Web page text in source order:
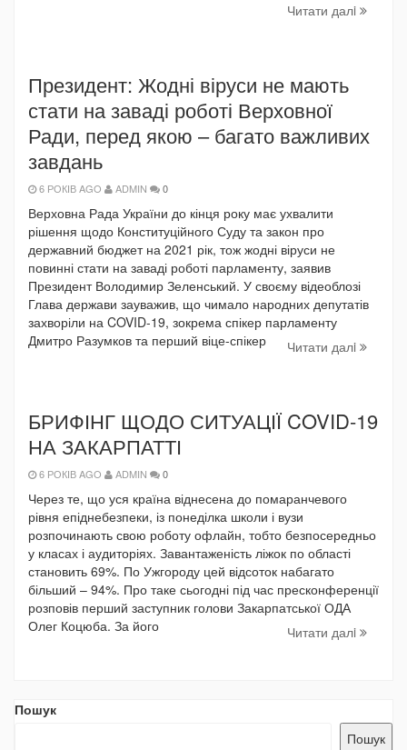
Читати далi
Президент: Жодні віруси не мають
стати на заваді роботі Верховної
Ради, перед якою – багато важливих
завдань
6 РОКІВ AGO ADMIN 0
Верховна Рада України до кінця року має ухвалити
рішення щодо Конституційного Суду та закон про
державний бюджет на 2021 рік, тож жодні віруси не
повинні стати на заваді роботі парламенту, заявив
Президент Володимир Зеленський. У своєму відеоблозі
Глава держави зауважив, що чимало народних депутатів
захворіли на COVID-19, зокрема спікер парламенту
Дмитро Разумков та перший віце-спікер
Читати далi
БРИФІНГ ЩОДО СИТУАЦІЇ COVID-19
НА ЗАКАРПАТТІ
6 РОКІВ AGO ADMIN 0
Через те, що уся країна віднесена до помаранчевого
рівня епіднебезпеки, із понеділка школи і вузи
розпочинають свою роботу офлайн, тобто безпосередньо
у класах і аудиторіях. Завантаженість ліжок по області
становить 69%. По Ужгороду цей відсоток набагато
більший – 94%. Про таке сьогодні під час пресконференції
розповів перший заступник голови Закарпатської ОДА
Олег Коцюба. За його
Читати далi
Пошук
Пошук